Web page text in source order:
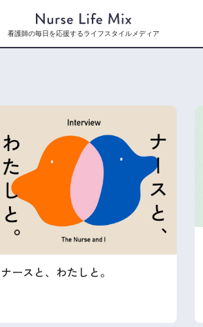
看護師の毎日を応援するライフスタイルメディア
ナースと、わたしと。